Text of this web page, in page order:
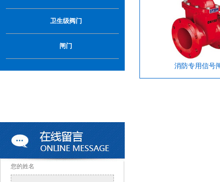
卫生级阀门
闸门
消防专用信号
您的姓名